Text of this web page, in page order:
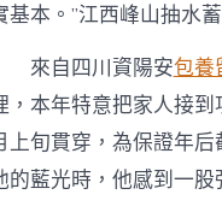
基本。”江西峰山抽水
來自四川資陽安包養
，本年特意把家人接
上旬貫穿，為保證年
的藍光時，他感到一